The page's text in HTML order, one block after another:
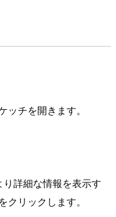
チを開きます。
詳細な情報を表示す
リックします。